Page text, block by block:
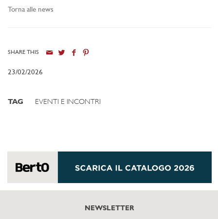
Torna alle news
SHARE THIS
23/02/2026
TAG EVENTI E INCONTRI
NEWSLETTER